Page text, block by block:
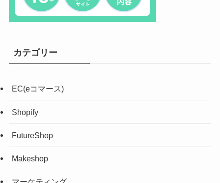
カテゴリー
EC(eコマース)
Shopify
FutureShop
Makeshop